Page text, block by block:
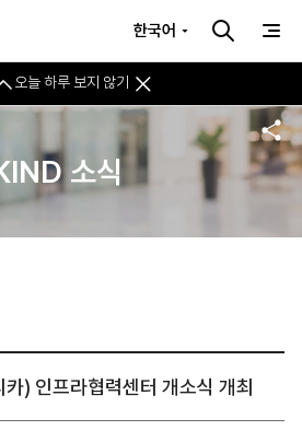
오늘 하루 보지 않기
한국어
소식
) 인프라협력센터 개소식 개최